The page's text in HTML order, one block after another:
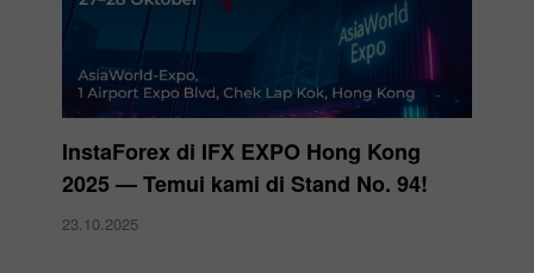
InstaForex di IFX EXPO Hong Kong
2025 — Temui kami di Stand No. 94!
23.10.2025